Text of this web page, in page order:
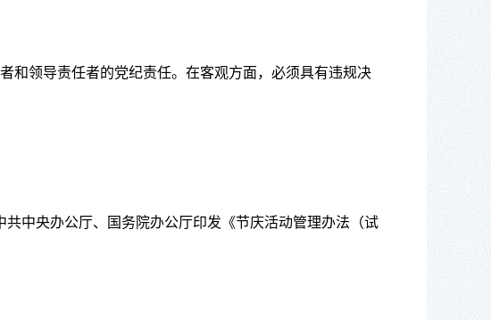
领导责任者的党纪责任。在客观方面，必须具有违规决
中央办公厅、国务院办公厅印发《节庆活动管理办法（试